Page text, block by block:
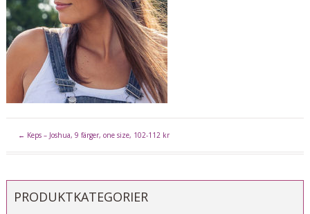
← Keps – Joshua, 9 färger, one size, 102-112 kr
PRODUKTKATEGORIER